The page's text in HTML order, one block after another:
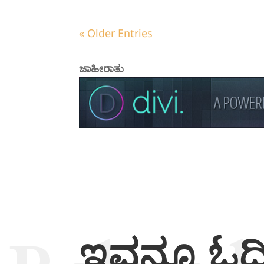
« Older Entries
ಜಾಹೀರಾತು